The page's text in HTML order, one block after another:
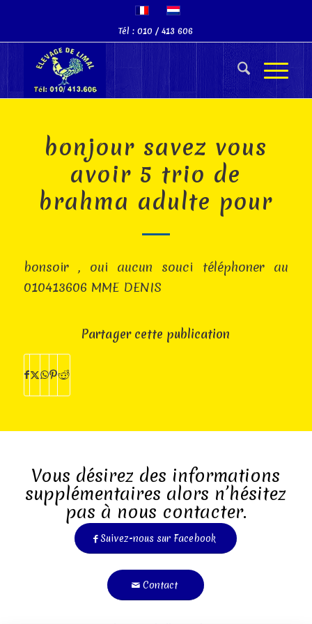
Tél : 010 / 413 606
bonjour savez vous
avoir 5 trio de
brahma adulte pour
bonsoir , oui aucun souci téléphoner au
010413606 MME DENIS
Partager cette publication
Vous désirez des informations
supplémentaires alors n’hésitez
pas à nous contacter.
Suivez-nous sur Facebook
Contact